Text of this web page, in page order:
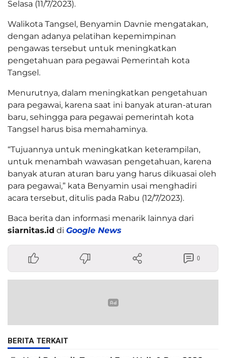
Selasa (11/7/2023).
Walikota Tangsel, Benyamin Davnie mengatakan,
dengan adanya pelatihan kepemimpinan
pengawas tersebut untuk meningkatkan
pengetahuan para pegawai Pemerintah kota
Tangsel.
Menurutnya, dalam meningkatkan pengetahuan
para pegawai, karena saat ini banyak aturan-aturan
baru, sehingga para pegawai pemerintah kota
Tangsel harus bisa memahaminya.
“Tujuannya untuk meningkatkan keterampilan,
untuk menambah wawasan pengetahuan, karena
banyak aturan aturan baru yang harus dikuasai oleh
para pegawai,” kata Benyamin usai menghadiri
acara tersebut, ditulis pada Rabu (12/7/2023).
Baca berita dan informasi menarik lainnya dari
siarnitas.id di Google News
0
BERITA TERKAIT